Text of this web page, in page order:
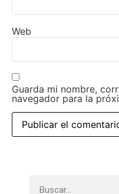
Web
Guarda mi nombre,
navegador para la